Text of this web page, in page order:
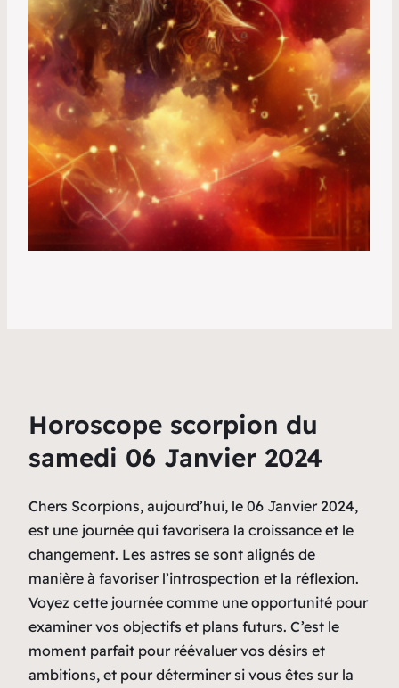
Horoscope scorpion du
samedi 06 Janvier 2024
Chers Scorpions, aujourd’hui, le 06 Janvier 2024,
est une journée qui favorisera la croissance et le
changement. Les astres se sont alignés de
manière à favoriser l’introspection et la réflexion.
Voyez cette journée comme une opportunité pour
examiner vos objectifs et plans futurs. C’est le
moment parfait pour réévaluer vos désirs et
ambitions, et pour déterminer si vous êtes sur la